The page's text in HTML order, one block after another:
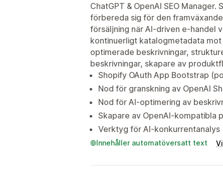
ChatGPT & OpenAI SEO
förbereda sig för den
försäljning när AI-driven e-handel
kontinuerligt katalogmetadata
optimerade beskrivningar,
beskrivningar, skapare av
Shopify OAuth App Bootstrap
Nod för granskning av OpenAI
Nod för AI-optimering av
Skapare av OpenAI-kompatibla
Verktyg för AI-konkurrentanalys
Innehåller automatöversatt text